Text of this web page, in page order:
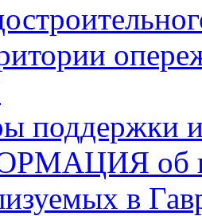
поддержки
об
в